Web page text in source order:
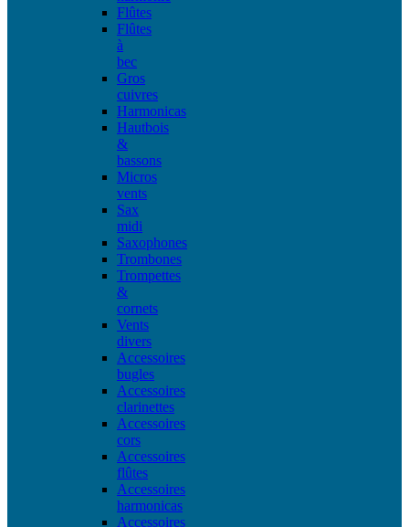
Flûtes
Flûtes
à
bec
Gros
cuivres
Harmonicas
Hautbois
&
bassons
Micros
vents
Sax
midi
Saxophones
Trombones
Trompettes
&
cornets
Vents
divers
Accessoires
bugles
Accessoires
clarinettes
Accessoires
cors
Accessoires
flûtes
Accessoires
harmonicas
Accessoires